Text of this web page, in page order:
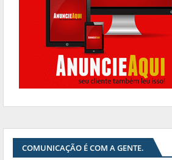
COMUNICAÇÃO É COM A GENTE.